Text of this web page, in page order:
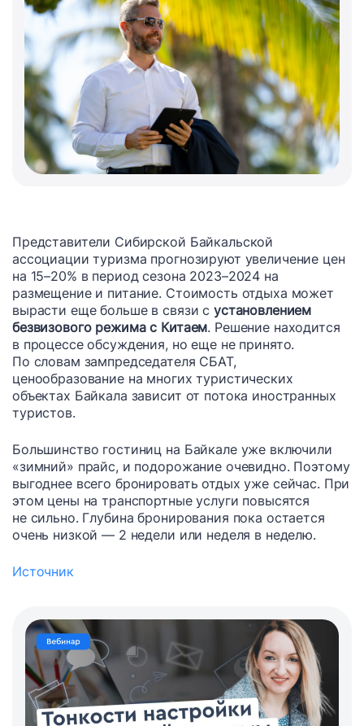
Представители Сибирской Байкальской
ассоциации туризма прогнозируют увеличение цен
на 15–20% в период сезона 2023–2024 на
размещение и питание. Стоимость отдыха может
вырасти еще больше в связи с установлением
безвизового режима с Китаем. Решение находится
в процессе обсуждения, но еще не принято.
По словам зампредседателя СБАТ,
ценообразование на многих туристических
объектах Байкала зависит от потока иностранных
туристов.
Большинство гостиниц на Байкале уже включили
«зимний» прайс, и подорожание очевидно. Поэтому
выгоднее всего бронировать отдых уже сейчас. При
этом цены на транспортные услуги повысятся
не сильно. Глубина бронирования пока остается
очень низкой — 2 недели или неделя в неделю.
Источник